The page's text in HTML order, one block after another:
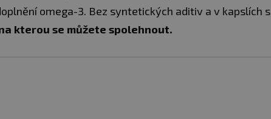
omega-3. Bez syntetických aditiv a v kapslích s
kterou se můžete spolehnout.